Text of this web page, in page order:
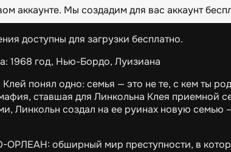
аккаунте. Мы создадим для вас аккаунт
доступны для загрузки бесплатно.
1968 год, Нью-Бордо, Луизиана
понял одно: семья — это не те, с кем ты
ставшая для Линкольна Клея приемной
Линкольн создал на ее руинах новую семью
обширный мир преступности, в